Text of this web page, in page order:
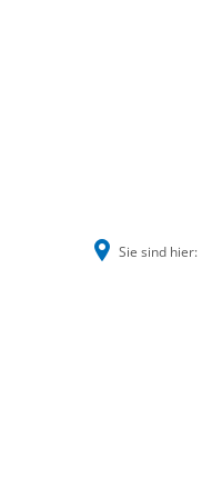
Sie sind hier: